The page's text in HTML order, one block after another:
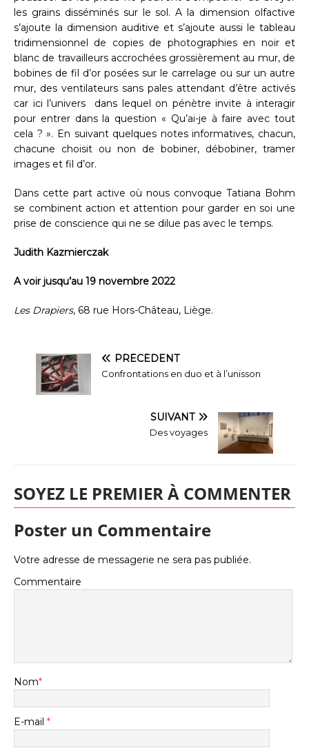
les grains disséminés sur le sol. A la dimension olfactive
s’ajoute la dimension auditive et s’ajoute aussi le tableau
tridimensionnel de copies de photographies en noir et
blanc de travailleurs accrochées grossièrement au mur, de
bobines de fil d’or posées sur le carrelage ou sur un autre
mur, des ventilateurs sans pales attendant d’être activés
car ici l’univers dans lequel on pénètre invite à interagir
pour entrer dans la question « Qu’ai-je à faire avec tout
cela ? ». En suivant quelques notes informatives, chacun,
chacune choisit ou non de bobiner, débobiner, tramer
images et fil d’or.
Dans cette part active où nous convoque Tatiana Bohm
se combinent action et attention pour garder en soi une
prise de conscience qui ne se dilue pas avec le temps.
Judith Kazmierczak
A voir jusqu’au 19 novembre 2022
Les Drapiers, 68 rue Hors-Château, Liège.
PRÉCÉDENT
Confrontations en duo et à l’unisson
SUIVANT
Des voyages
SOYEZ LE PREMIER À COMMENTER
Poster un Commentaire
Votre adresse de messagerie ne sera pas publiée.
Commentaire
Nom*
E-mail *